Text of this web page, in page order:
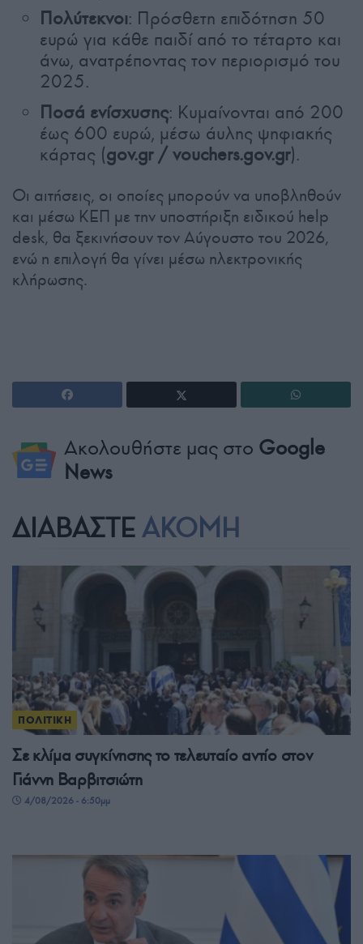
Πολύτεκνοι: Πρόσθετη επιδότηση 50
ευρώ για κάθε παιδί από το τέταρτο και
άνω, ανατρέποντας τον περιορισμό του
2025.
Ποσά ενίσχυσης: Κυμαίνονται από 200
έως 600 ευρώ, μέσω άυλης ψηφιακής
κάρτας (gov.gr / vouchers.gov.gr).
Οι αιτήσεις, οι οποίες μπορούν να υποβληθούν
και μέσω ΚΕΠ με την υποστήριξη ειδικού help
desk, θα ξεκινήσουν τον Αύγουστο του 2026,
ενώ η επιλογή θα γίνει μέσω ηλεκτρονικής
κλήρωσης.
Ακολουθήστε μας στο Google
News
ΔΙΑΒΑΣΤΕ ΑΚΟΜΗ
ΠΟΛΙΤΙΚΗ
Σε κλίμα συγκίνησης το τελευταίο αντίο στον
Γιάννη Βαρβιτσιώτη
4/08/2026 - 6:50μμ